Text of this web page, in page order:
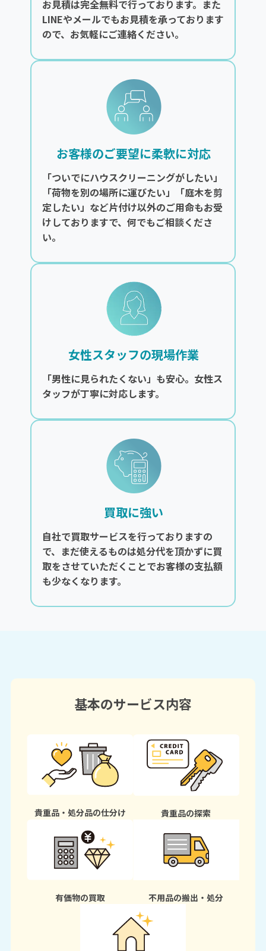
お見積は完全無料で行っております。また
LINEやメールでもお見積を承っております
ので、お気軽にご連絡ください。
お客様のご要望に柔軟に対応
「ついでにハウスクリーニングがしたい」
「荷物を別の場所に運びたい」「庭木を剪
定したい」など片付け以外のご用命もお受
けしておりますで、何でもご相談くださ
い。
女性スタッフの現場作業
「男性に見られたくない」も安心。女性ス
タッフが丁寧に対応します。
買取に強い
自社で買取サービスを行っておりますの
で、まだ使えるものは処分代を頂かずに買
取をさせていただくことでお客様の支払額
も少なくなります。
基本のサービス内容
貴重品・処分品の仕分け 貴重品の探索
有価物の買取 不用品の搬出・処分